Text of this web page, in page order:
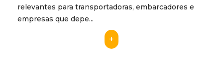
relevantes para transportadoras, embarcadores e
empresas que depe...
+